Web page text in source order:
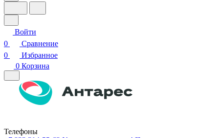
Войти
0
Сравнение
0
Избранное
0 Корзина
Телефоны